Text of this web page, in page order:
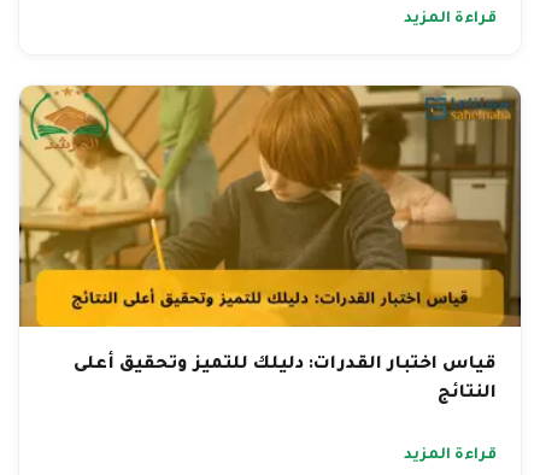
قراءة المزيد
قياس اختبار القدرات: دليلك للتميز وتحقيق أعلى
النتائج
قراءة المزيد